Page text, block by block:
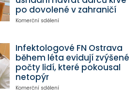
po dovolené v zahraničí
Komerční sdělení
Infektologové FN Ostrava
během léta evidují zvýšené
počty lidí, které pokousal
netopýr
Komerční sdělení